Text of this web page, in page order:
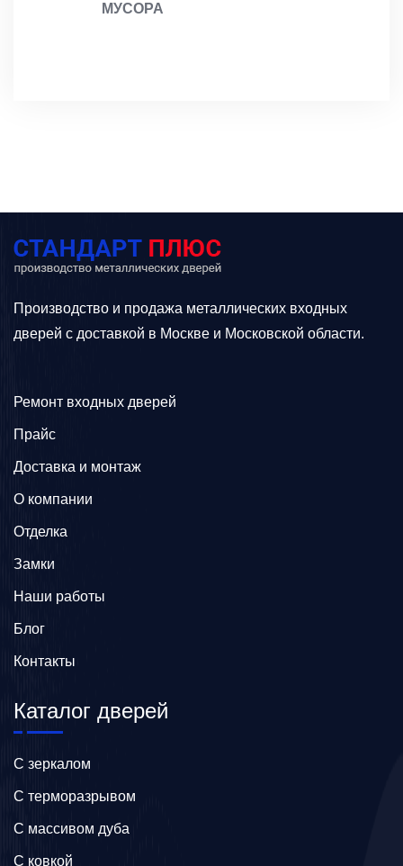
МУСОРА
Производство и продажа металлических входных
дверей с доставкой в Москве и Московской области.
Ремонт входных дверей
Прайс
Доставка и монтаж
О компании
Отделка
Замки
Наши работы
Блог
Контакты
Каталог дверей
C зеркалом
C терморазрывом
C массивом дуба
C ковкой